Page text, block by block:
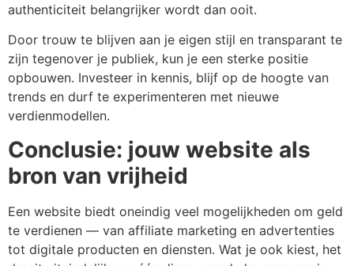
authenticiteit belangrijker wordt dan ooit.
Door trouw te blijven aan je eigen stijl en transparant te
zijn tegenover je publiek, kun je een sterke positie
opbouwen. Investeer in kennis, blijf op de hoogte van
trends en durf te experimenteren met nieuwe
verdienmodellen.
Conclusie: jouw website als
bron van vrijheid
Een website biedt oneindig veel mogelijkheden om geld
te verdienen — van affiliate marketing en advertenties
tot digitale producten en diensten. Wat je ook kiest, het